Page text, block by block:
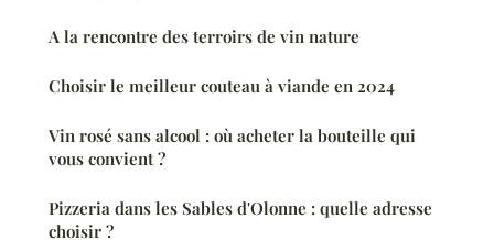
A la rencontre des terroirs de vin nature
Choisir le meilleur couteau à viande en 2024
Vin rosé sans alcool : où acheter la bouteille qui
vous convient ?
Pizzeria dans les Sables d'Olonne : quelle adresse
choisir ?